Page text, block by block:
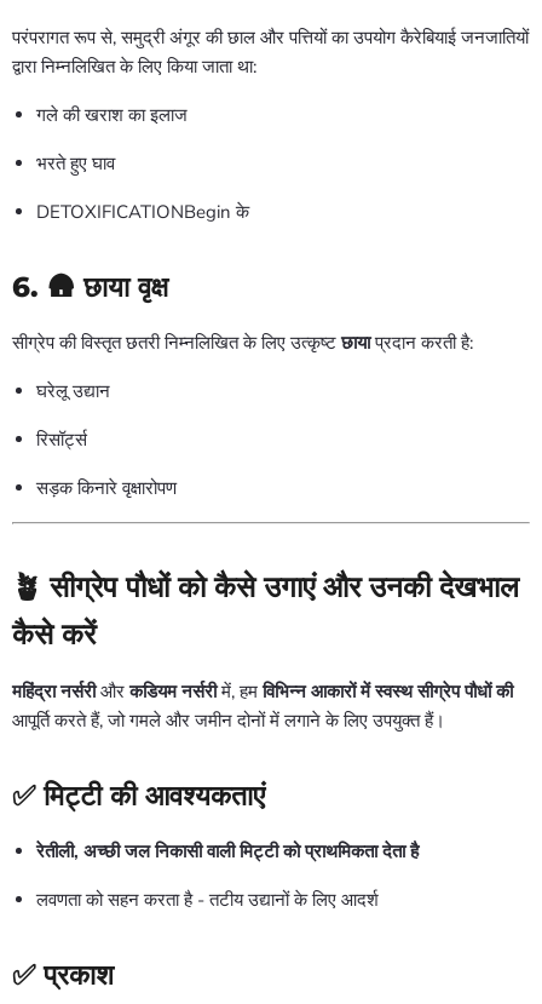
परंपरागत रूप से, समुद्री अंगूर की छाल और पत्तियों का उपयोग कैरेबियाई जनजातियों
द्वारा निम्नलिखित के लिए किया जाता था:
गले की खराश का इलाज
भरते हुए घाव
DETOXIFICATIONBegin के
6. 🛖छाया वृक्ष
सीग्रेप की विस्तृत छतरी निम्नलिखित के लिए उत्कृष्टछायाप्रदान करती है:
घरेलू उद्यान
रिसॉर्ट्स
सड़क किनारे वृक्षारोपण
🪴 सीग्रेप पौधों को कैसे उगाएं और उनकी देखभाल
कैसे करें
महिंद्रा नर्सरीऔरकडियम नर्सरीमें, हमविभिन्न आकारों में स्वस्थ सीग्रेप पौधों की
आपूर्ति करते हैं, जो गमले और जमीन दोनों में लगाने के लिए उपयुक्त हैं।
✅ मिट्टी की आवश्यकताएं
रेतीली, अच्छी जल निकासी वाली मिट्टी को प्राथमिकता देता है
लवणता को सहन करता है - तटीय उद्यानों के लिए आदर्श
✅ प्रकाश